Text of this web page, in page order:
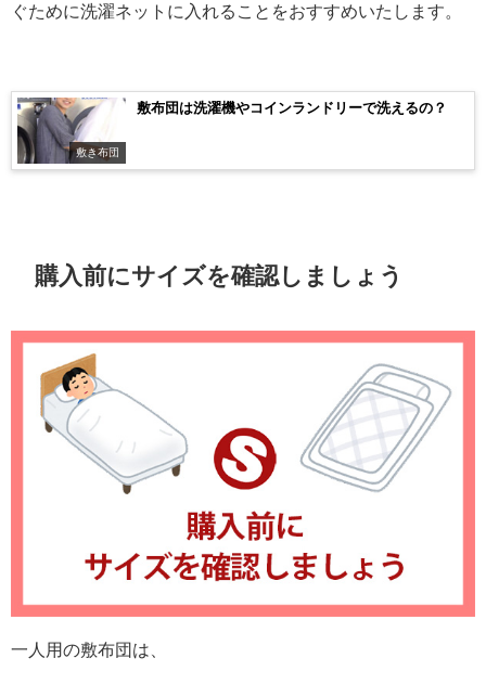
ぐために洗濯ネットに入れることをおすすめいたします。
敷き布団
敷布団は洗濯機やコインランドリーで洗えるの？
購入前にサイズを確認しましょう
一人用の敷布団は、